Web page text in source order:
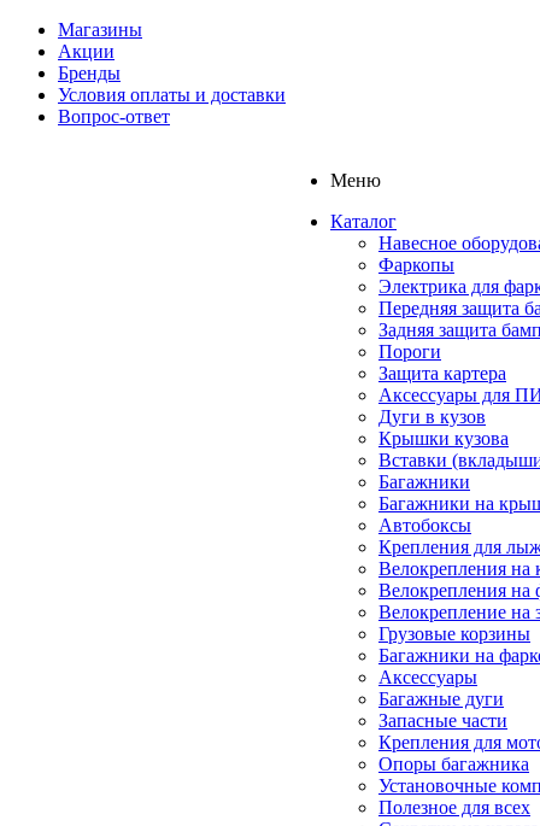
Магазины
Акции
Бренды
Условия оплаты и доставки
Вопрос-ответ
Меню
Каталог
Навесное
Фаркопы
Электрика для
Передняя защита
Задняя защита
Пороги
Защита картера
Аксессуары для
Дуги в кузов
Крышки кузова
Вставки
Багажники
Багажники на
Автобоксы
Крепления для
Велокрепления
Велокрепления на
Велокрепление на
Грузовые корзины
Багажники на
Аксессуары
Багажные дуги
Запасные части
Крепления для
Опоры багажника
Установочные
Полезное для всех